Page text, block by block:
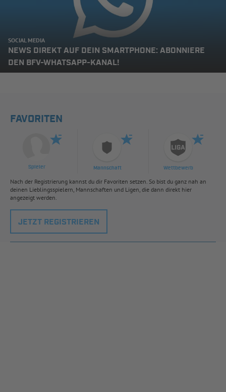
SOCIAL MEDIA
NEWS DIREKT AUF DEIN SMARTPHONE: ABONNIERE
DEN BFV-WHATSAPP-KANAL!
FAVORITEN
Spieler Mannschaft Wettbewerb
Nach der Registrierung kannst du dir Favoriten setzen. So bist du ganz nah an
deinen Lieblingsspielern, Mannschaften und Ligen, die dann direkt hier
angezeigt werden.
JETZT REGISTRIEREN